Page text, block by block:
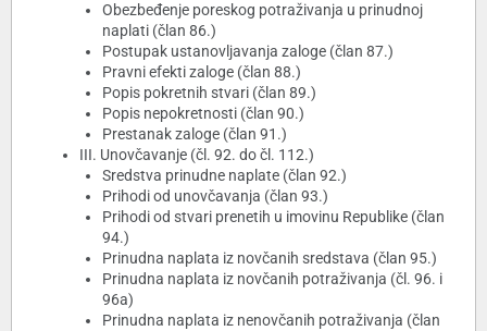
Obezbeđenje poreskog potraživanja u prinudnoj
naplati (član 86.)
Postupak ustanovljavanja zaloge (član 87.)
Pravni efekti zaloge (član 88.)
Popis pokretnih stvari (član 89.)
Popis nepokretnosti (član 90.)
Prestanak zaloge (član 91.)
III. Unovčavanje (čl. 92. do čl. 112.)
Sredstva prinudne naplate (član 92.)
Prihodi od unovčavanja (član 93.)
Prihodi od stvari prenetih u imovinu Republike (član
94.)
Prinudna naplata iz novčanih sredstava (član 95.)
Prinudna naplata iz novčanih potraživanja (čl. 96. i
96a)
Prinudna naplata iz nenovčanih potraživanja (član